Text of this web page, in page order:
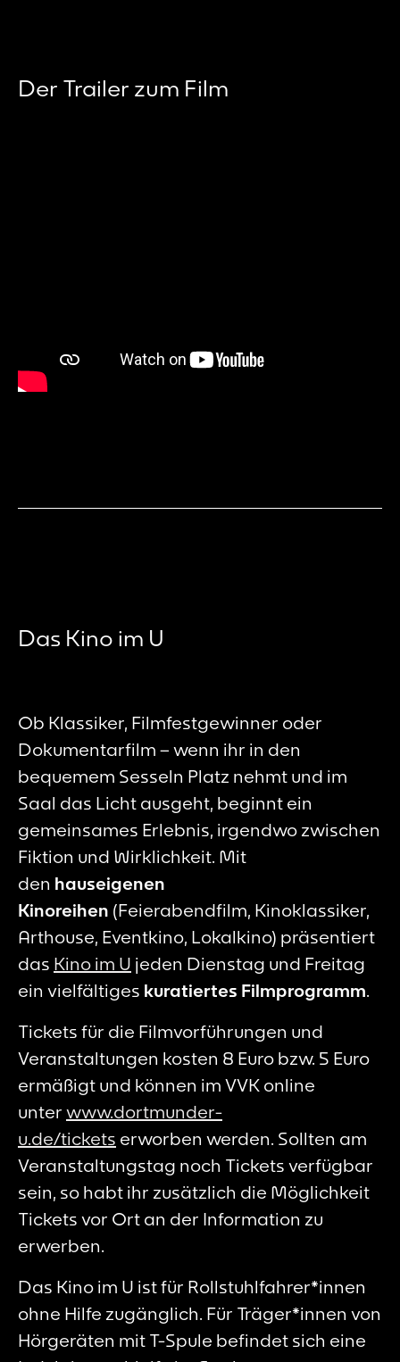
Der Trailer zum Film
Das Kino im U
Ob Klassiker, Filmfestgewinner oder
Dokumentarfilm – wenn ihr in den
bequemem Sesseln Platz nehmt und im
Saal das Licht ausgeht, beginnt ein
gemeinsames Erlebnis, irgendwo zwischen
Fiktion und Wirklichkeit. Mit
den hauseigenen
Kinoreihen (Feierabendfilm, Kinoklassiker,
Arthouse, Eventkino, Lokalkino) präsentiert
das Kino im U jeden Dienstag und Freitag
ein vielfältiges kuratiertes Filmprogramm.
Tickets für die Filmvorführungen und
Veranstaltungen kosten 8 Euro bzw. 5 Euro
ermäßigt und können im VVK online
unter www.dortmunder-
u.de/tickets erworben werden. Sollten am
Veranstaltungstag noch Tickets verfügbar
sein, so habt ihr zusätzlich die Möglichkeit
Tickets vor Ort an der Information zu
erwerben.
Das Kino im U ist für Rollstuhlfahrer*innen
ohne Hilfe zugänglich. Für Träger*innen von
Hörgeräten mit T-Spule befindet sich eine